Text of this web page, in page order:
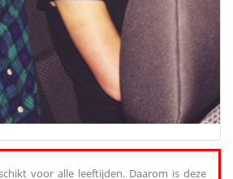
voor alle leeftijden. Daarom is deze